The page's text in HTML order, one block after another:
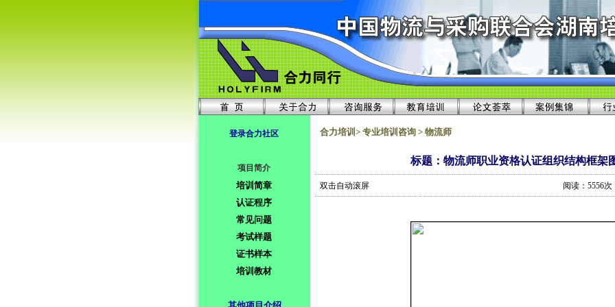
登录合力社区
项目简介
培训简章
认证程序
常见问题
考试样题
证书样本
培训教材
合力培训> 专业培训咨询 > 物流师
标题：物流师职业资格认证组织结构框架
双击自动滚屏 阅读：5556次